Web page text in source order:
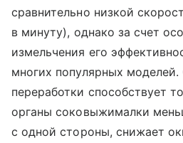
сравнительно низкой
в минуту), однако за счет
измельчения его
многих популярных
переработки способствует
органы соковыжималки
с одной стороны, снижает